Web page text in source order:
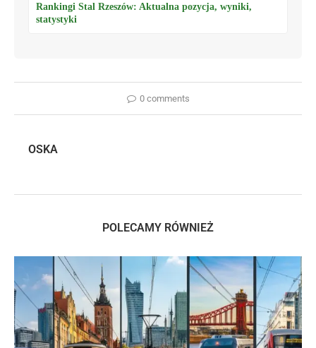
Rankingi Stal Rzeszów: Aktualna pozycja, wyniki,
statystyki
0 comments
OSKA
POLECAMY RÓWNIEŻ